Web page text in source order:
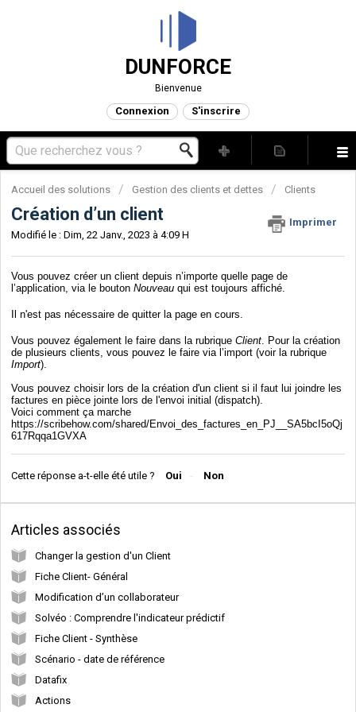
DUNFORCE
Bienvenue
Connexion S'inscrire
Accueil des solutions Gestion des clients et dettes Clients
Création d’un client
Imprimer
Modifié le : Dim, 22 Janv., 2023 à 4:09 H
Vous pouvez créer un client depuis n’importe quelle page de
l’application, via le bouton Nouveau qui est toujours affiché.
Il n'est pas nécessaire de quitter la page en cours.
Vous pouvez également le faire dans la rubrique Client . Pour la création
de plusieurs clients, vous pouvez le faire via l’import (voir la rubrique
Import).
Vous pouvez choisir lors de la création d'un client si il faut lui joindre les
factures en pièce jointe lors de l'envoi initial (dispatch).
Voici comment ça marche
https://scribehow.com/shared/Envoi_des_factures_en_PJ__SA5bcI5oQj
617Rqqa1GVXA
Cette réponse a-t-elle été utile ? Oui Non
Articles associés
Changer la gestion d'un Client
Fiche Client- Général
Modification d’un collaborateur
Solvéo : Comprendre l'indicateur prédictif
Fiche Client - Synthèse
Scénario - date de référence
Datafix
Actions